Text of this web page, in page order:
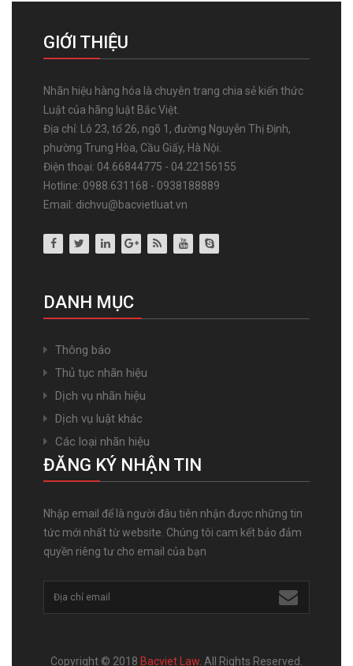
GIỚI THIỆU
Nhãn hiệu hàng hóa là chuyên trang chia sẻ kiến thức
Luật của hãng luật Bắc Việt.
Địa chỉ: Lô 23, tổ 26, ngõ 1, đường Nguyễn Thị Định,
phường Trung Hòa, Cầu Giấy, Hà Nội.
Điện thoại: 04.66844775 - 04.22156155
Hotline: 0988.631168 - 0938188889
Email: dichvu@bacvietluat.vn
DANH MỤC
Thông báo
Thủ tục nhãn hiệu
Dịch vụ nhãn hiệu
Dịch vụ luật khác
Các loại nhãn hiệu
ĐĂNG KÝ NHẬN TIN
Nhập email để là người đâu tiên nhận được những tin
tức mới nhất từ website. Chúng tôi cam kết bảo đảm
quyền riêng tư cho email của bạn
Copyright © 2018 Bacviet Law. All Rights Reserved.